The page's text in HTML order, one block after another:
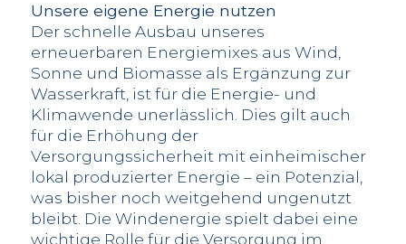
Unsere eigene Energie nutzen
Der schnelle Ausbau unseres
erneuerbaren Energiemixes aus Wind,
Sonne und Biomasse als Ergänzung zur
Wasserkraft, ist für die Energie- und
Klimawende unerlässlich. Dies gilt auch
für die Erhöhung der
Versorgungssicherheit mit einheimischer
lokal produzierter Energie – ein Potenzial,
was bisher noch weitgehend ungenutzt
bleibt. Die Windenergie spielt dabei eine
wichtige Rolle für die Versorgung im